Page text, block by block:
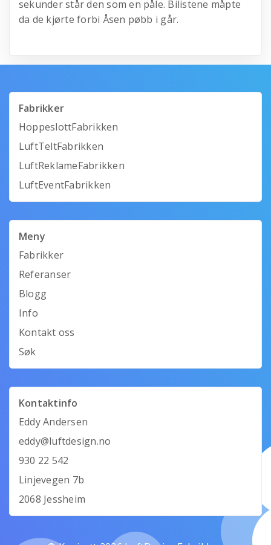
sekunder står den som en påle. Bilistene måpte
da de kjørte forbi Åsen pøbb i går.
Fabrikker
HoppeslottFabrikken
LuftTeltFabrikken
LuftReklameFabrikken
LuftEventFabrikken
Meny
Fabrikker
Referanser
Blogg
Info
Kontakt oss
Søk
Kontaktinfo
Eddy Andersen
eddy@luftdesign.no
930 22 542
Linjevegen 7b
2068 Jessheim